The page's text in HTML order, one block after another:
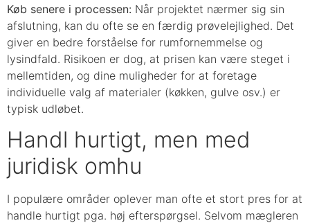
Køb senere i processen: Når projektet nærmer sig sin
afslutning, kan du ofte se en færdig prøvelejlighed. Det
giver en bedre forståelse for rumfornemmelse og
lysindfald. Risikoen er dog, at prisen kan være steget i
mellemtiden, og dine muligheder for at foretage
individuelle valg af materialer (køkken, gulve osv.) er
typisk udløbet.
Handl hurtigt, men med
juridisk omhu
I populære områder oplever man ofte et stort pres for at
handle hurtigt pga. høj efterspørgsel. Selvom mægleren